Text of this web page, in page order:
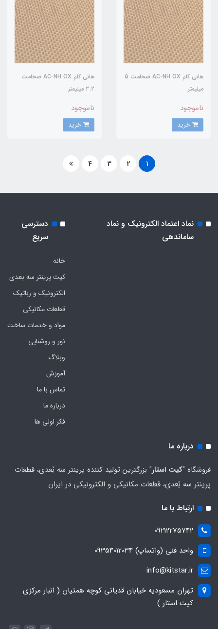
هانی کام AC-NH OX ضخامت 5
میلیمتر
ناموجود
هانی کام AC-NH OX ضخامت
3.2 میلیمتر
ناموجود
1
2
3
4
نماد اعتماد الکترونیک و نماد
ساماندهی
دسترسی
سریع
خانه
کیت پرینتر سه بعدی
الکترونیک و رباتیک
قطعات مکانیکی
مواد و خدمات ساخت
نور و روشنایی
وبلاگ
آموزش
تماس با ما
درباره ما
فکر اولی ها
درباره ما
فروشگاه "کیت استار" بزرگترین تولید کننده پرینتر سه بُعدی، قطعات
پرینتر سه بُعدی، قطعات مکانیکی و الکترونیکی در ایران
ارتباط با ما
09212275742
واحد فنی (واتساپ) 09354012034
info@kitstar.ir
تهران مسعودیه خیابان قدیانی کوچه همتیان ( انبار مرکزی
کیت استار )